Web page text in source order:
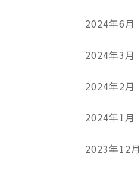
2024年6月
2024年3月
2024年2月
2024年1月
2023年12月